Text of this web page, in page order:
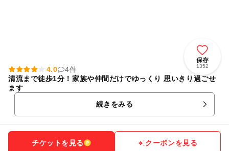
保存
1352
4.0
4件
清流まで徒歩1分！家族や仲間だけでゆっくり 思いきり過ごせ
ます
続きをみる
チケットを見る クーポンを見る